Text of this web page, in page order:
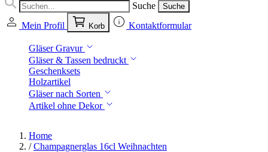
Suche Suche
Mein Profil Korb Kontaktformular
Gläser Gravur
Gläser & Tassen bedruckt
Geschenksets
Holzartikel
Gläser nach Sorten
Artikel ohne Dekor
Home
/ Champagnerglas 16cl Weihnachten